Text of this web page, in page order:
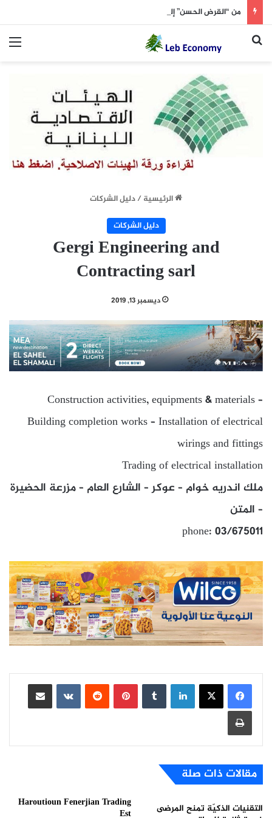
من “القرض الحسن” إلى مطار بيروت.. حزب الله “يختنق” مالياً
بحث عن
الرئيسية/دليل الشركات
دليل الشركات
Gergi Engineering and
Contracting sarl
ديسمبر 13, 2019
Construction activities, equipments & materials –
Building completion works – Installation of electrical
wirings and fittings
Trading of electrical installation
ملك اندريه خوام – عوكر – الشارع العام – مزرعة الحضيرة
– المتن
phone: 03/675011
لينكدإن بينتيريست
مشاركة عبر البريد
طباعة
مقالات ذات صلة
التقنيات الذكيّة تمنح المرضى
Haroutioun Fenerjian Trading
Est